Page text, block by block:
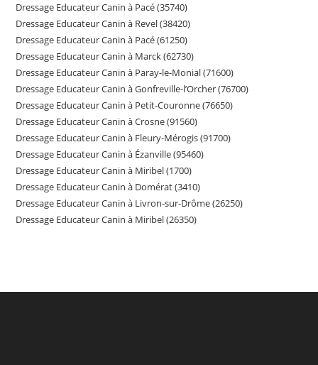
Dressage Educateur Canin à Pacé (35740)
Dressage Educateur Canin à Revel (38420)
Dressage Educateur Canin à Pacé (61250)
Dressage Educateur Canin à Marck (62730)
Dressage Educateur Canin à Paray-le-Monial (71600)
Dressage Educateur Canin à Gonfreville-l’Orcher (76700)
Dressage Educateur Canin à Petit-Couronne (76650)
Dressage Educateur Canin à Crosne (91560)
Dressage Educateur Canin à Fleury-Mérogis (91700)
Dressage Educateur Canin à Ézanville (95460)
Dressage Educateur Canin à Miribel (1700)
Dressage Educateur Canin à Domérat (3410)
Dressage Educateur Canin à Livron-sur-Drôme (26250)
Dressage Educateur Canin à Miribel (26350)